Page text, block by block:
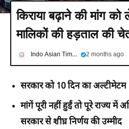
किराया बढ़ाने की मांग
मालिकों की हड़ताल की
Indo Asian Times 2 months ago
सरकार को 10 दिन का अल्टीमेटम
मांगें पूरी नहीं हुईं तो पूरे राज्य में
सरकार से शीघ्र निर्णय की उम्मीद